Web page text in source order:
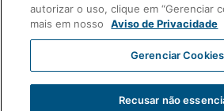
Relatório de Transparência Salarial
Novidades
Blog
Aviso de Privacidade
Intranet
Fale Conosco
2023 © Grupo Marista
autorizar o uso, clique em “Gerenciar
mais em nosso
Aviso de Privacidade
Gerenciar Cookies
Recusar não